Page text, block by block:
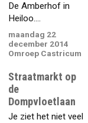
De Amberhof in
Heiloo....
maandag 22
december 2014
Omroep Castricum
Straatmarkt op
de
Dompvloetlaan
Je ziet het niet veel